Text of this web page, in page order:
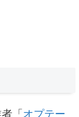
「 オプテー